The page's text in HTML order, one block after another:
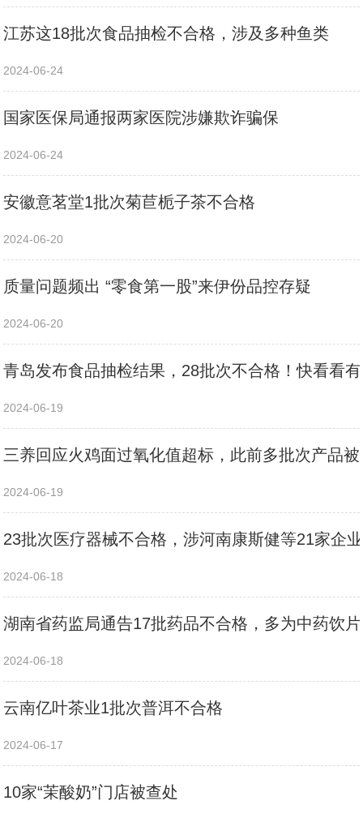
江苏这18批次食品抽检不合格，涉及多种鱼类
2024-06-24
国家医保局通报两家医院涉嫌欺诈骗保
2024-06-24
安徽意茗堂1批次菊苣栀子茶不合格
2024-06-20
质量问题频出 “零食第一股”来伊份品控存疑
2024-06-20
青岛发布食品抽检结果，28批次不合格！快看看
2024-06-19
三养回应火鸡面过氧化值超标，此前多批次产品
2024-06-19
23批次医疗器械不合格，涉河南康斯健等21家企业
2024-06-18
湖南省药监局通告17批药品不合格，多为中药饮片
2024-06-18
云南亿叶茶业1批次普洱不合格
2024-06-17
10家“茉酸奶”门店被查处